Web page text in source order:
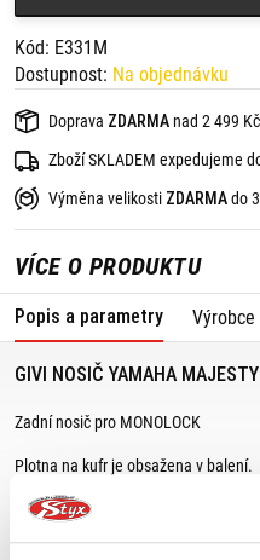
Kód: E331M
Dostupnost: Na objednávku
Doprava ZDARMA nad 2 499
Zboží SKLADEM expedujeme
Výměna velikosti ZDARMAdo
VÍCE O PRODUKTU
Popis a parametry Výrobce
GIVI NOSIČ YAMAHA
Zadní nosič pro MONOLOCK
Plotna na kufr je obsažena v balení.
Vhodné pro: